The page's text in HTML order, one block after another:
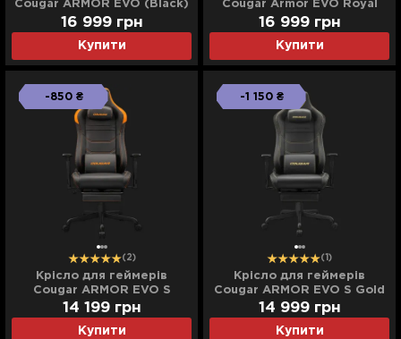
Cougar ARMOR EVO (Black)
(UA)
Купити
16 999 грн
Cougar Armor EVO Royal
(Black) (UA)
Купити
16 999 грн
-850 ₴
(2)
Крісло для геймерів
Cougar ARMOR EVO S
(Black) (UA)
Купити
14 199 грн
-1 150 ₴
(1)
Крісло для геймерів
Cougar ARMOR EVO S Gold
(Black) (UA)
Купити
14 999 грн